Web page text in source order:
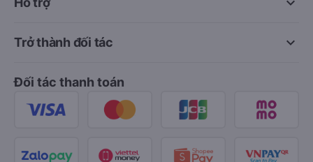
keyboard_arrow_down
Trở thành đối tác
Đối tác thanh toán